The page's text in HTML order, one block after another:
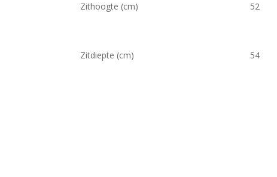
Zithoogte (cm) 52
Zitdiepte (cm) 54